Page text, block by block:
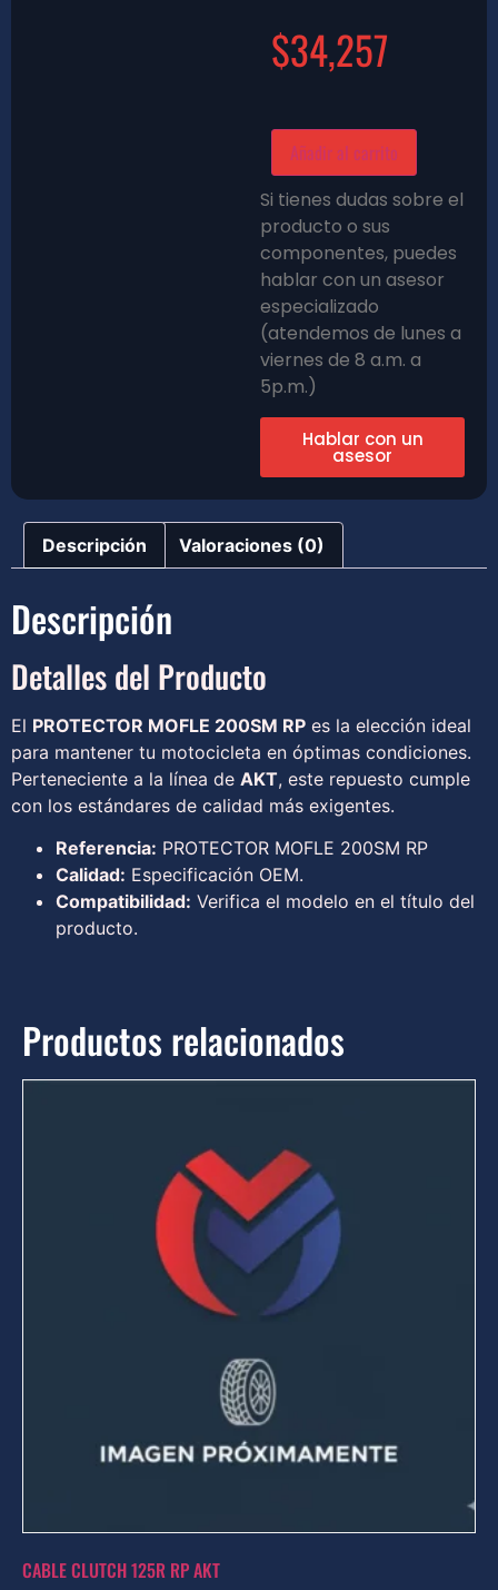
$34,257
Añadir al carrito
Si tienes dudas sobre el
producto o sus
componentes, puedes
hablar con un asesor
especializado
(atendemos de lunes a
viernes de 8 a.m. a
5p.m.)
Hablar con un
asesor
Descripción Valoraciones (0)
Descripción
Detalles del Producto
El PROTECTOR MOFLE 200SM RP es la elección ideal
para mantener tu motocicleta en óptimas condiciones.
Perteneciente a la línea de AKT, este repuesto cumple
con los estándares de calidad más exigentes.
Referencia: PROTECTOR MOFLE 200SM RP
Calidad: Especificación OEM.
Compatibilidad: Verifica el modelo en el título del
producto.
Productos relacionados
CABLE CLUTCH 125R RP AKT